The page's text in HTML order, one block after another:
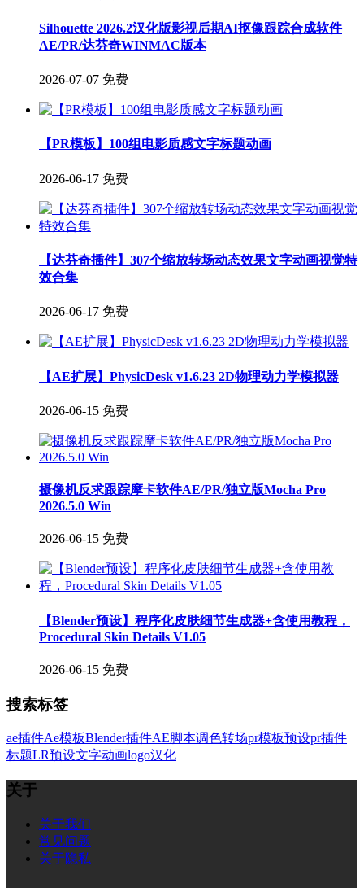
Silhouette 2026.2汉化版影视后期AI抠像跟踪合成软件
AE/PR/达芬奇WINMAC版本
2026-07-07 免费
【PR模板】100组电影质感文字标题动画
2026-06-17 免费
【达芬奇插件】307个缩放转场动态效果文字动画视觉特
效合集
2026-06-17 免费
【AE扩展】PhysicDesk v1.6.23 2D物理动力学模拟器
2026-06-15 免费
摄像机反求跟踪摩卡软件AE/PR/独立版Mocha Pro
2026.5.0 Win
2026-06-15 免费
【Blender预设】程序化皮肤细节生成器+含使用教程，
Procedural Skin Details V1.05
2026-06-15 免费
搜索标签
ae插件Ae模板Blender插件AE脚本调色转场pr模板预设pr插件
标题LR预设文字动画logo汉化
关于
关于我们
常见问题
关于隐私